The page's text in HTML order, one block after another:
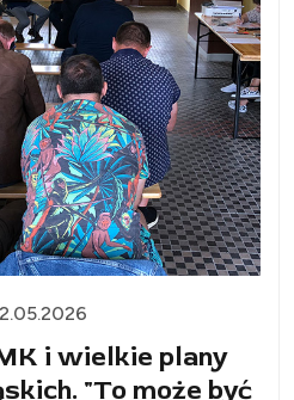
i wielkie plany
"To może być